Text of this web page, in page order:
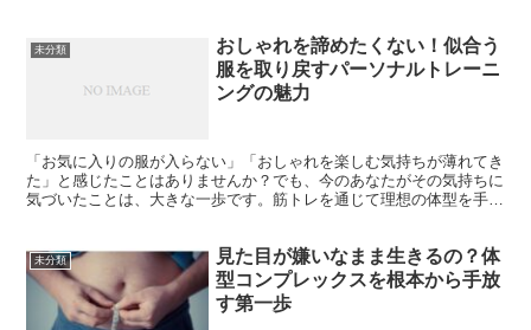
未分類
おしゃれを諦めたくない！似合う
服を取り戻すパーソナルトレーニ
ングの魅力
「お気に入りの服が入らない」「おしゃれを楽しむ気持ちが薄れてき
た」と感じたことはありませんか？でも、今のあなたがその気持ちに
気づいたことは、大きな一歩です。筋トレを通じて理想の体型を手に
未分類
見た目が嫌いなまま生きるの？体
型コンプレックスを根本から手放
す第一歩